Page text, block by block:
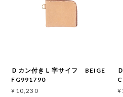
Ｄカン付きＬ字サイフ BEIGE
FG991790
¥10,230